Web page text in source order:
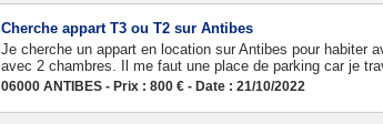
Cherche appart T3 ou T2 sur Antibes
Je cherche un appart en location sur Antibes pour habiter
avec 2 chambres. Il me faut une place de parking car je
06000 ANTIBES - Prix : 800 € - Date : 21/10/2022